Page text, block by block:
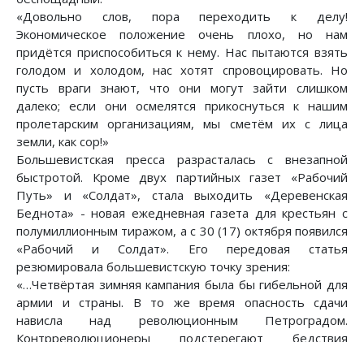
«Довольно слов, пора переходить к делу!
Экономическое положение очень плохо, но нам
придётся приспособиться к нему. Нас пытаются взять
голодом и холодом, нас хотят спровоцировать. Но
пусть враги знают, что они могут зайти слишком
далеко; если они осмелятся прикоснуться к нашим
пролетарским организациям, мы сметём их с лица
земли, как сор!»
Большевистская пресса разрасталась с внезапной
быстротой. Кроме двух партийных газет «Рабочий
Путь» и «Солдат», стала выходить «Деревенская
Беднота» - новая ежедневная газета для крестьян с
полумиллионным тиражом, а с 30 (17) октября появился
«Рабочий и Солдат». Его передовая статья
резюмировала большевистскую точку зрения:
«…Четвёртая зимняя кампания была бы гибельной для
армии и страны. В то же время опасность сдачи
нависла над революционным Петроградом.
Контрреволюционеры подстерегают бедствия